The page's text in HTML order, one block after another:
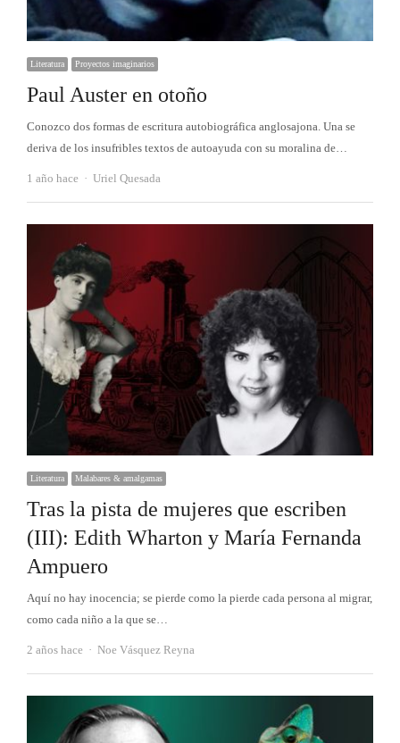
Literatura Proyectos imaginarios
Paul Auster en otoño
Conozco dos formas de escritura autobiográfica anglosajona. Una se
deriva de los insufribles textos de autoayuda con su moralina de…
1 año hace Autor
Uriel Quesada
Literatura Malabares & amalgamas
Tras la pista de mujeres que escriben
(III): Edith Wharton y María Fernanda
Ampuero
Aquí no hay inocencia; se pierde como la pierde cada persona al migrar,
como cada niño a la que se…
2 años hace Autor
Noe Vásquez Reyna